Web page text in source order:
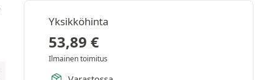
Yksikköhinta
53,89 €
Ilmainen toimitus